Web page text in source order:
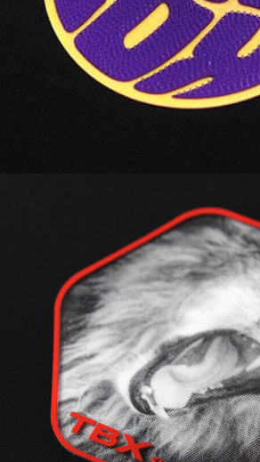
combinées à une impression
pour des propriétés
LENTEX® | 3D crée
effets d'optique 3D et
de profondeur. Des
designs peuvent être
l'authentification du